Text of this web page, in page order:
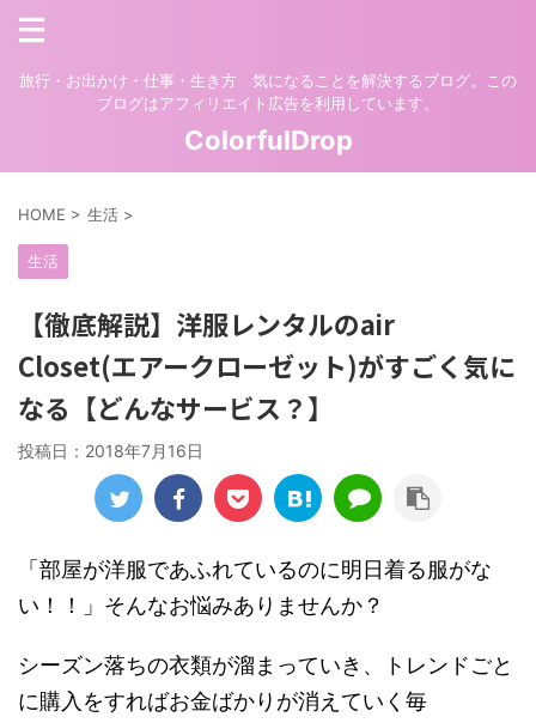
旅行・お出かけ・仕事・生き方 気になることを解決するブログ。この
ブログはアフィリエイト広告を利用しています。
ColorfulDrop
HOME > 生活 >
生活
【徹底解説】洋服レンタルのair
Closet(エアークローゼット)がすごく気に
なる【どんなサービス？】
投稿日： 2018年7月16日
「部屋が洋服であふれているのに明日着る服がな
い！！」そんなお悩みありませんか？
シーズン落ちの衣類が溜まっていき、トレンドごと
に購入をすればお金ばかりが消えていく毎